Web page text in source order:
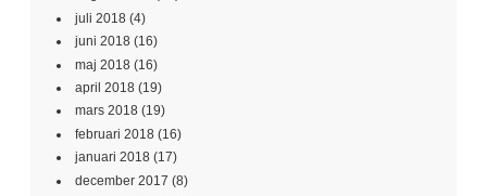
juli 2018 (4)
juni 2018 (16)
maj 2018 (16)
april 2018 (19)
mars 2018 (19)
februari 2018 (16)
januari 2018 (17)
december 2017 (8)